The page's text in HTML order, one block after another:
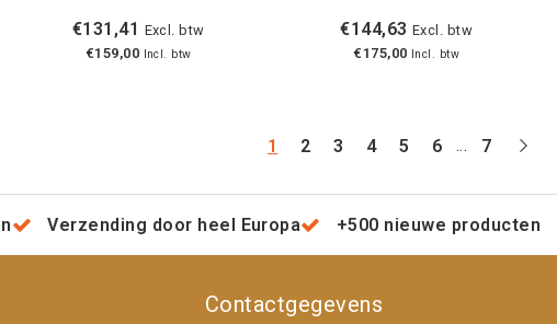
€131,41 Excl. btw
€159,00
Incl. btw
€144,63 Excl. btw
€175,00
Incl. btw
1 2 3 4 5 6 ... 7
Verzending door heel Europa +500 nieuwe producten
Contactgegevens